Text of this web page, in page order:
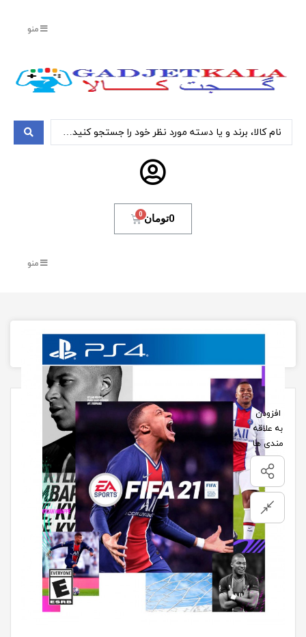
منو
0تومان
منو
تصاویر محصول
افزودن
به علاقه
مندی ها